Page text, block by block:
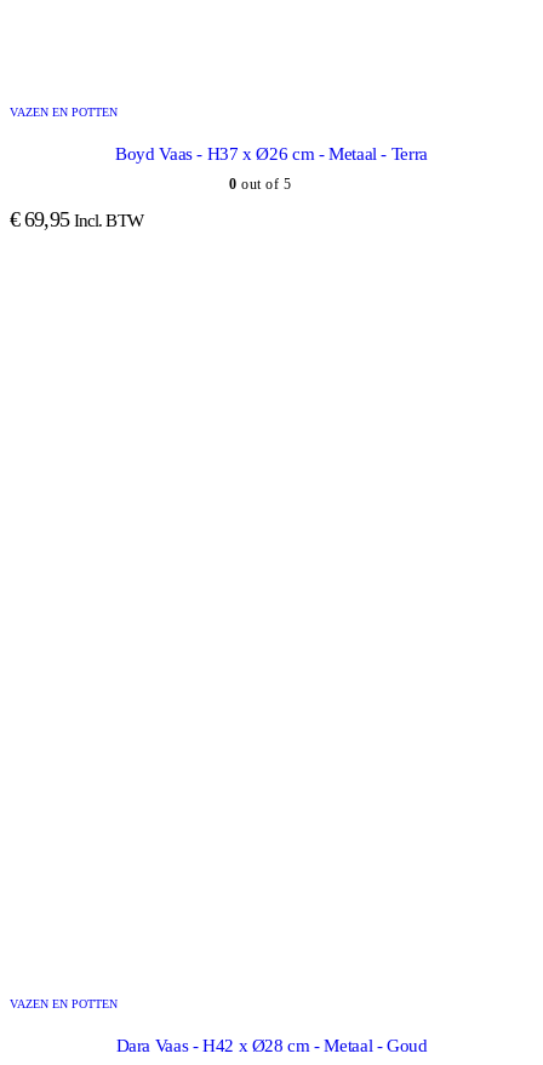
VAZEN EN POTTEN
Boyd Vaas - H37 x Ø26 cm - Metaal - Terra
0 out of 5
€69,95 Incl. BTW
VAZEN EN POTTEN
Dara Vaas - H42 x Ø28 cm - Metaal - Goud